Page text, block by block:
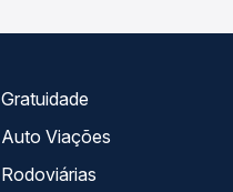
Gratuidade
Auto Viações
Rodoviárias